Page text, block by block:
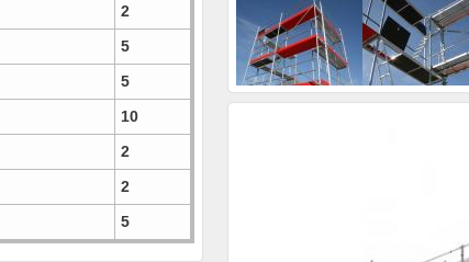
2
5
5
10
2
2
5